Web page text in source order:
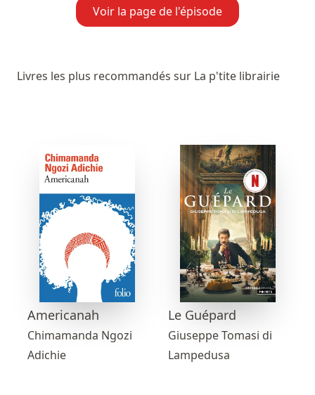
Voir la page de l'épisode
Livres les plus recommandés sur La p'tite librairie
Americanah
Chimamanda Ngozi
Adichie
Le Guépard
Giuseppe Tomasi di
Lampedusa